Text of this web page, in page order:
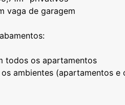
vaga de garagem
todos os apartamentos
ambientes (apartamentos e